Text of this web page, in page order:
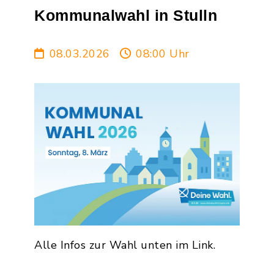
Kommunalwahl in Stulln
08.03.2026 08:00 Uhr
Alle Infos zur Wahl unten im Link.